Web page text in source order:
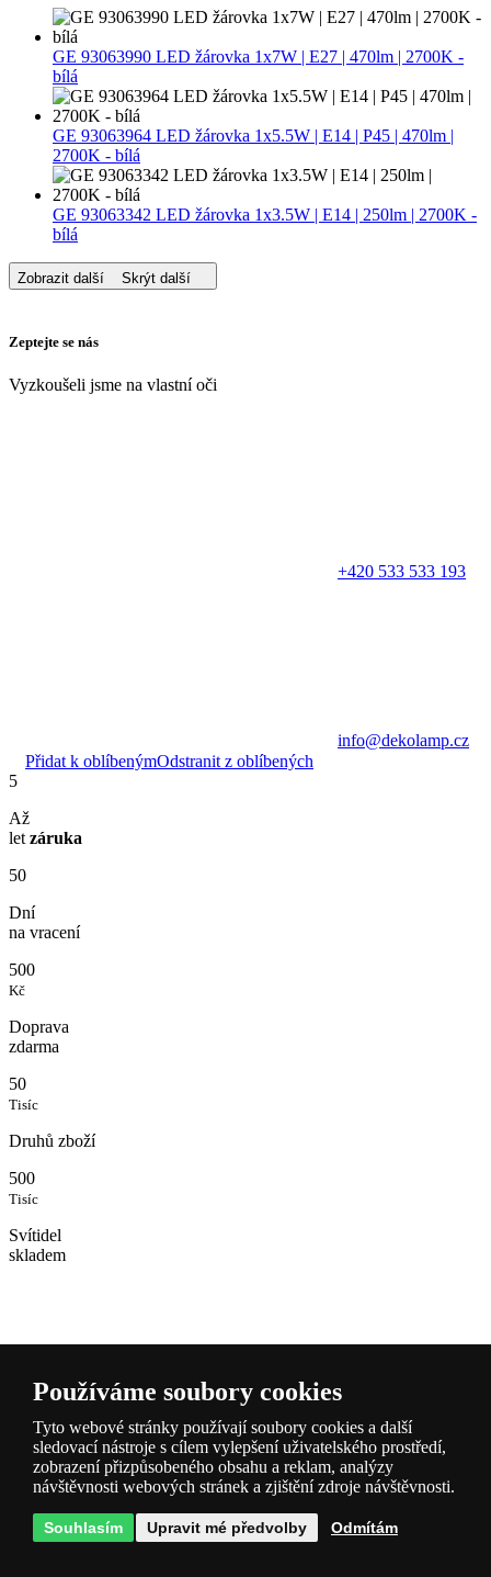
GE 93063990 LED žárovka 1x7W | E27 | 470lm | 2700K -
bílá
GE 93063964 LED žárovka 1x5.5W | E14 | P45 | 470lm |
2700K - bílá
GE 93063342 LED žárovka 1x3.5W | E14 | 250lm | 2700K -
bílá
Zobrazit další Skrýt další
Zeptejte se nás
Vyzkoušeli jsme na vlastní oči
+420 533 533 193
info@dekolamp.cz
Přidat k oblíbenýmOdstranit z oblíbených
5
Až
let záruka
50
Dní
na vracení
500
Kč
Doprava
zdarma
50
Tisíc
Druhů zboží
500
Tisíc
Svítidel
skladem
Popis a
parametry
Používáme soubory cookies
Tyto webové stránky používají soubory cookies a další
sledovací nástroje s cílem vylepšení uživatelského prostředí,
zobrazení přizpůsobeného obsahu a reklam, analýzy
návštěvnosti webových stránek a zjištění zdroje návštěvnosti.
Souhlasím Upravit mé předvolby Odmítám